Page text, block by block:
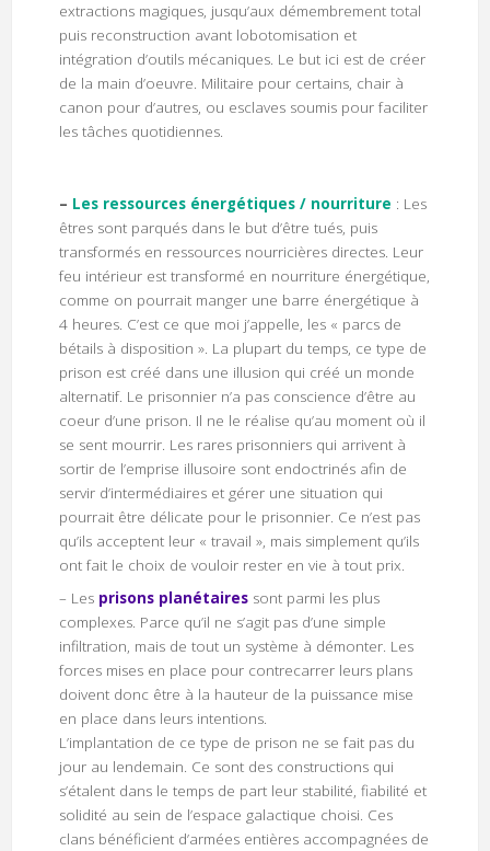
extractions magiques, jusqu’aux démembrement total
puis reconstruction avant lobotomisation et
intégration d’outils mécaniques. Le but ici est de créer
de la main d’oeuvre. Militaire pour certains, chair à
canon pour d’autres, ou esclaves soumis pour faciliter
les tâches quotidiennes.
– Les ressources énergétiques / nourriture : Les
êtres sont parqués dans le but d’être tués, puis
transformés en ressources nourricières directes. Leur
feu intérieur est transformé en nourriture énergétique,
comme on pourrait manger une barre énergétique à
4 heures. C’est ce que moi j’appelle, les « parcs de
bétails à disposition ». La plupart du temps, ce type de
prison est créé dans une illusion qui créé un monde
alternatif. Le prisonnier n’a pas conscience d’être au
coeur d’une prison. Il ne le réalise qu’au moment où il
se sent mourrir. Les rares prisonniers qui arrivent à
sortir de l’emprise illusoire sont endoctrinés afin de
servir d’intermédiaires et gérer une situation qui
pourrait être délicate pour le prisonnier. Ce n’est pas
qu’ils acceptent leur « travail », mais simplement qu’ils
ont fait le choix de vouloir rester en vie à tout prix.
– Les prisons planétaires sont parmi les plus
complexes. Parce qu’il ne s’agit pas d’une simple
infiltration, mais de tout un système à démonter. Les
forces mises en place pour contrecarrer leurs plans
doivent donc être à la hauteur de la puissance mise
en place dans leurs intentions.
L’implantation de ce type de prison ne se fait pas du
jour au lendemain. Ce sont des constructions qui
s’étalent dans le temps de part leur stabilité, fiabilité et
solidité au sein de l’espace galactique choisi. Ces
clans bénéficient d’armées entières accompagnées de